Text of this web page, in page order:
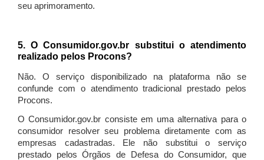
seu aprimoramento.
5. O Consumidor.gov.br substitui o atendimento
realizado pelos Procons?
Não. O serviço disponibilizado na plataforma não se
confunde com o atendimento tradicional prestado pelos
Procons.
O Consumidor.gov.br consiste em uma alternativa para o
consumidor resolver seu problema diretamente com as
empresas cadastradas. Ele não substitui o serviço
prestado pelos Órgãos de Defesa do Consumidor, que